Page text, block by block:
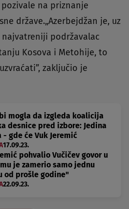
na priznanje
države.„Azerbejdžan je, uz
najvatreniji podržavalac
Kosova i Metohije, to
zaključio je
mogla da izgleda koalicija
desnice pred izbore: Jedina
- gde će Vuk Jeremić
17.09.23.
pohvalio Vučičev govor u
je zamerio samo jednu
od prošle godine"
22.09.23.